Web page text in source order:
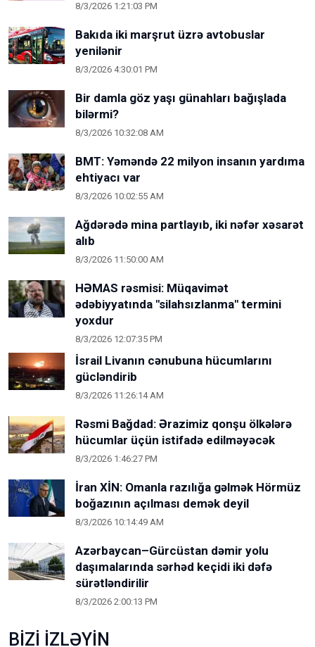
8/3/2026 1:21:03 PM
Bakıda iki marşrut üzrə avtobuslar
yenilənir
8/3/2026 4:30:01 PM
Bir damla göz yaşı günahları bağışlada
bilərmi?
8/3/2026 10:32:08 AM
BMT: Yəməndə 22 milyon insanın yardıma
ehtiyacı var
8/3/2026 10:02:55 AM
Ağdərədə mina partlayıb, iki nəfər xəsarət
alıb
8/3/2026 11:50:00 AM
HƏMAS rəsmisi: Müqavimət
ədəbiyyatında "silahsızlanma" termini
yoxdur
8/3/2026 12:07:35 PM
İsrail Livanın cənubuna hücumlarını
gücləndirib
8/3/2026 11:26:14 AM
Rəsmi Bağdad: Ərazimiz qonşu ölkələrə
hücumlar üçün istifadə edilməyəcək
8/3/2026 1:46:27 PM
İran XİN: Omanla razılığa gəlmək Hörmüz
boğazının açılması demək deyil
8/3/2026 10:14:49 AM
Azərbaycan–Gürcüstan dəmir yolu
daşımalarında sərhəd keçidi iki dəfə
sürətləndirilir
8/3/2026 2:00:13 PM
BİZİ İZLƏYİN